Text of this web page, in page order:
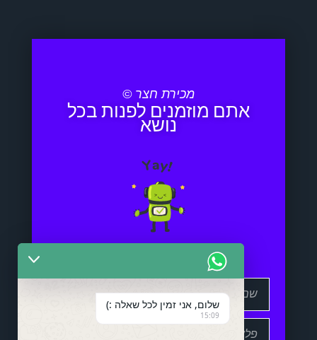
מכירת חצר ©
אתם מוזמנים לפנות בכל
נושא
שלום, אני זמין לכל שאלה :)
15:09